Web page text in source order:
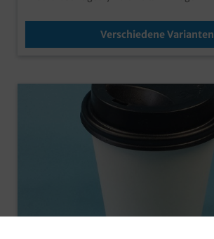
Verschiedene Varianten